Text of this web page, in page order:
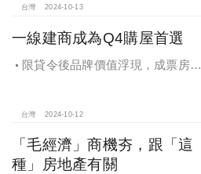
台灣 2024-10-13
一線建商成為Q4購屋首選
限貸令後品牌價值浮現，成票房保
台灣 2024-10-12
「毛經濟」商機夯，跟「這
種」房地產有關